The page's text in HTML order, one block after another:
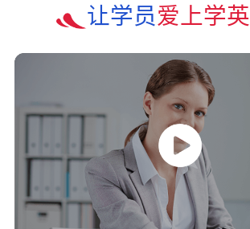
让学员爱上学